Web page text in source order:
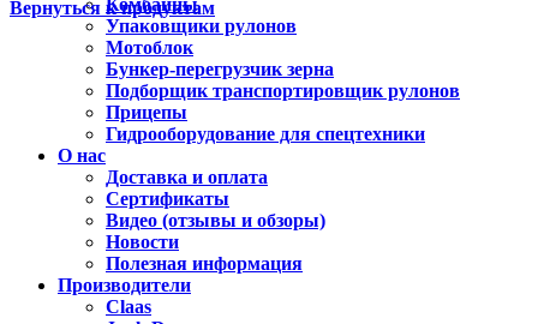
Комбайны
Упаковщики рулонов
Мотоблок
Бункер-перегрузчик зерна
Подборщик транспортировщик рулонов
Прицепы
Гидрооборудование для спецтехники
О нас
Доставка и оплата
Сертификаты
Видео (отзывы и обзоры)
Новости
Полезная информация
Производители
Claas
Вернуться к продуктам